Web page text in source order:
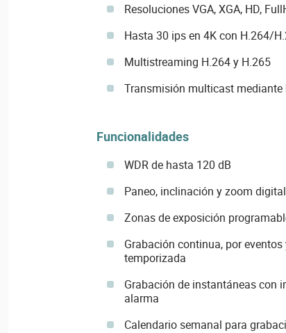
Resoluciones VGA, XGA, HD,
Hasta 30 ips en 4K con H.264/
Multistreaming H.264 y H.265
Transmisión multicast mediante
Funcionalidades
WDR de hasta 120 dB
Paneo, inclinación y zoom
Zonas de exposición
Grabación continua, por
temporizada
Grabación de instantáneas con
alarma
Calendario semanal para